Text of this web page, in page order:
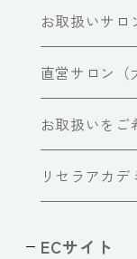
お取扱いサロ
直営サロン（
お取扱いをご
リセラアカデ
ECサイト